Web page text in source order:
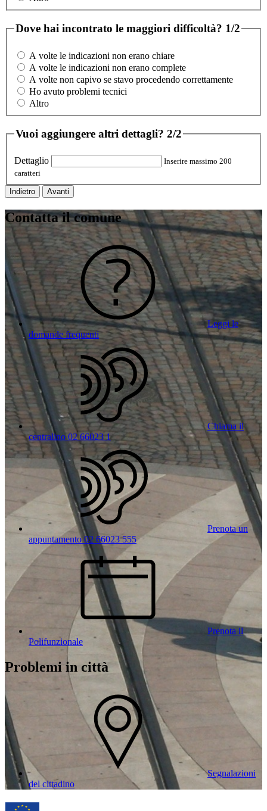
Dove hai incontrato le maggiori difficoltà? 1/2
A volte le indicazioni non erano chiare
A volte le indicazioni non erano complete
A volte non capivo se stavo procedendo correttamente
Ho avuto problemi tecnici
Altro
Vuoi aggiungere altri dettagli? 2/2
Dettaglio
Inserire massimo 200
caratteri
Indietro Avanti
Contatta il comune
Leggi le
domande frequenti
Chiama il
centralino 02 66023 1
Prenota un
appuntamento 02 66023 555
Prenota il
Polifunzionale
Problemi in città
Segnalazioni
del cittadino